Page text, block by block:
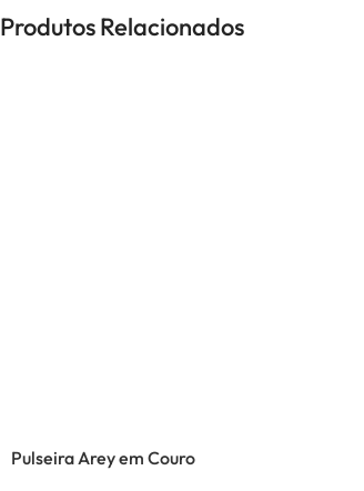
Produtos Relacionados
Pulseira Arey em Couro